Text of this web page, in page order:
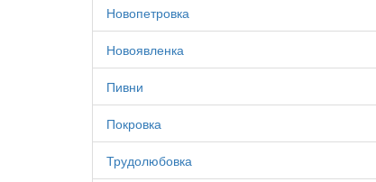
Новопетровка
Новоявленка
Пивни
Покровка
Трудолюбовка